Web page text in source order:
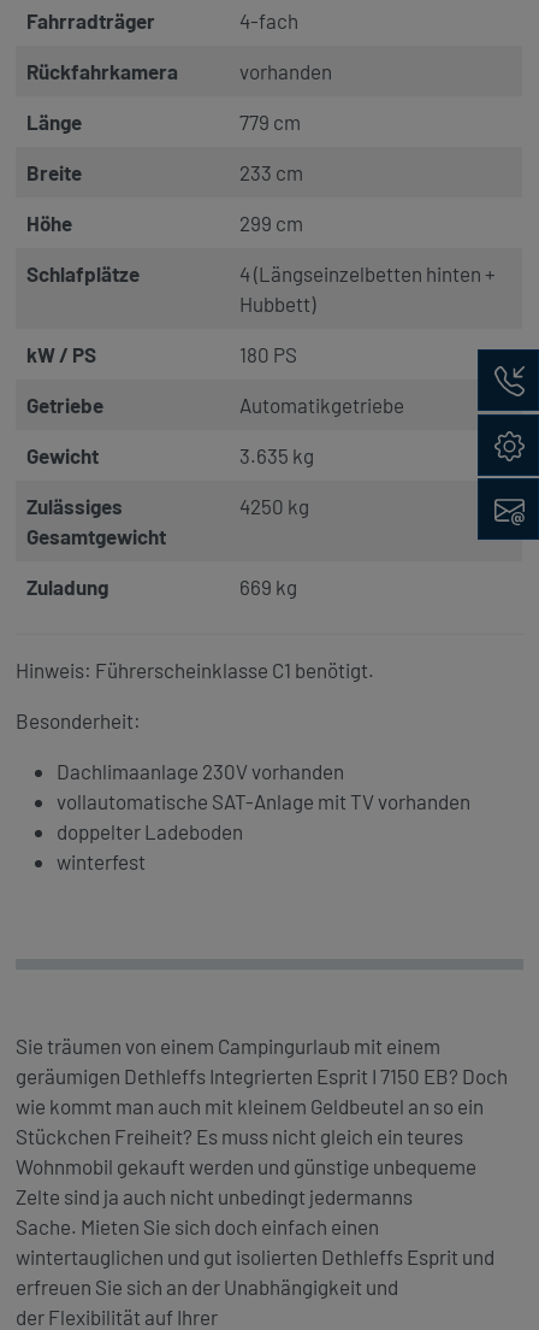
Fahrradträger 4-fach
Rückfahrkamera vorhanden
Länge 779 cm
Breite 233 cm
Höhe 299 cm
Schlafplätze
4 (Längseinzelbetten hinten +
Hubbett)
kW / PS 180 PS
Getriebe Automatikgetriebe
Gewicht 3.635 kg
Zulässiges
Gesamtgewicht
4250 kg
Zuladung 669 kg
Hinweis: Führerscheinklasse C1 benötigt.
Besonderheit:
Dachlimaanlage 230V vorhanden
vollautomatische SAT-Anlage mit TV vorhanden
doppelter Ladeboden
winterfest
Sie träumen von einem Campingurlaub mit einem
geräumigen Dethleffs Integrierten Esprit I 7150 EB? Doch
wie kommt man auch mit kleinem Geldbeutel an so ein
Stückchen Freiheit? Es muss nicht gleich ein teures
Wohnmobil gekauft werden und günstige unbequeme
Zelte sind ja auch nicht unbedingt jedermanns
Sache. Mieten Sie sich doch einfach einen
wintertauglichen und gut isolierten Dethleffs Esprit und
erfreuen Sie sich an der Unabhängigkeit und
der Flexibilität auf Ihrer